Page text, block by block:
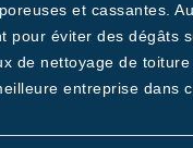
et cassantes.
pour éviter des dégâts
de nettoyage de
entreprise dans